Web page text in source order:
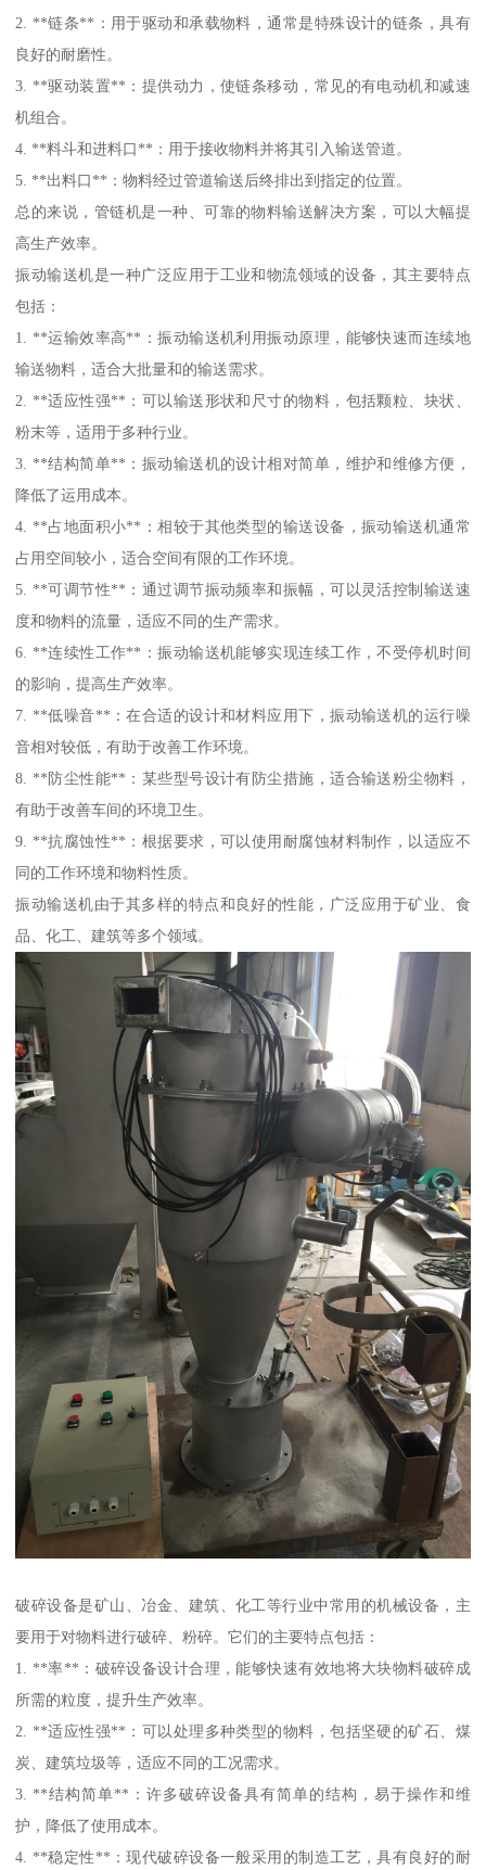
2. **链条**：用于驱动和承载物料，通常是特殊设计的链条，具有
良好的耐磨性。
3. **驱动装置**：提供动力，使链条移动，常见的有电动机和减速
机组合。
4. **料斗和进料口**：用于接收物料并将其引入输送管道。
5. **出料口**：物料经过管道输送后终排出到指定的位置。
总的来说，管链机是一种、可靠的物料输送解决方案，可以大幅提
高生产效率。
振动输送机是一种广泛应用于工业和物流领域的设备，其主要特点
包括：
1. **运输效率高**：振动输送机利用振动原理，能够快速而连续地
输送物料，适合大批量和的输送需求。
2. **适应性强**：可以输送形状和尺寸的物料，包括颗粒、块状、
粉末等，适用于多种行业。
3. **结构简单**：振动输送机的设计相对简单，维护和维修方便，
降低了运用成本。
4. **占地面积小**：相较于其他类型的输送设备，振动输送机通常
占用空间较小，适合空间有限的工作环境。
5. **可调节性**：通过调节振动频率和振幅，可以灵活控制输送速
度和物料的流量，适应不同的生产需求。
6. **连续性工作**：振动输送机能够实现连续工作，不受停机时间
的影响，提高生产效率。
7. **低噪音**：在合适的设计和材料应用下，振动输送机的运行噪
音相对较低，有助于改善工作环境。
8. **防尘性能**：某些型号设计有防尘措施，适合输送粉尘物料，
有助于改善车间的环境卫生。
9. **抗腐蚀性**：根据要求，可以使用耐腐蚀材料制作，以适应不
同的工作环境和物料性质。
振动输送机由于其多样的特点和良好的性能，广泛应用于矿业、食
品、化工、建筑等多个领域。
破碎设备是矿山、冶金、建筑、化工等行业中常用的机械设备，主
要用于对物料进行破碎、粉碎。它们的主要特点包括：
1. **率**：破碎设备设计合理，能够快速有效地将大块物料破碎成
所需的粒度，提升生产效率。
2. **适应性强**：可以处理多种类型的物料，包括坚硬的矿石、煤
炭、建筑垃圾等，适应不同的工况需求。
3. **结构简单**：许多破碎设备具有简单的结构，易于操作和维
护，降低了使用成本。
4. **稳定性**：现代破碎设备一般采用的制造工艺，具有良好的耐